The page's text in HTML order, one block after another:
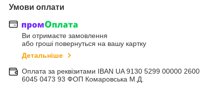
Умови оплати
Ви отримаєте замовлення
або гроші повернуться на вашу картку
Детальніше
Оплата за реквізитами IBAN UA 9130 5299 00000 2600
6045 0473 93 ФОП Комаровська М.Д.